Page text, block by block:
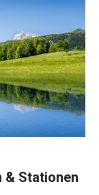
& Stationen